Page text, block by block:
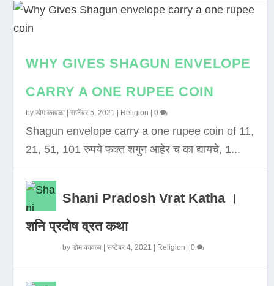
WHY GIVES SHAGUN ENVELOPE
CARRY A ONE RUPEE COIN
byडोम कावळा |सप्टेंबर 5, 2021 Religion |0
Shagun envelope carry a one rupee coin of 11,
21, 51, 101 रुपये फक्त शगुन आहेर च का द्यायचे, 1...
Shani Pradosh Vrat Katha ।
शनि प्रदोष व्रत कथा
byडोम कावळा |सप्टेंबर 4, 2021 Religion |0